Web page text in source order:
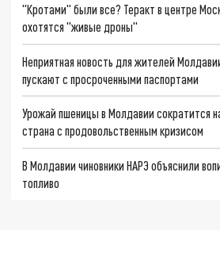
"Кротами" были все? Теракт в центре
охотятся "живые дроны"
Неприятная новость для жителей
пускают с просроченными паспортами
Урожай пшеницы в Молдавии сократится
страна с продовольственным кризисом
В Молдавии чиновники НАРЭ объяснили
топливо